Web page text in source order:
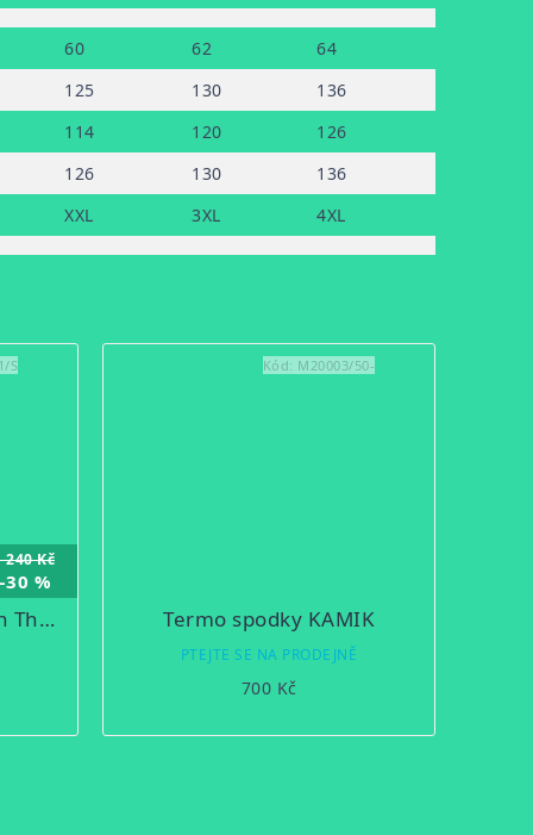
60 62
64
125
130
136
114
120
126
126
130
136
XXL
3XL 4XL
240 Kč
%
Termo prádlo Remington Thermal Extreme
S
Termo spodky KAMIK
PTEJTE SE NA PRODEJNĚ
700 Kč
Kód: M20003/50-